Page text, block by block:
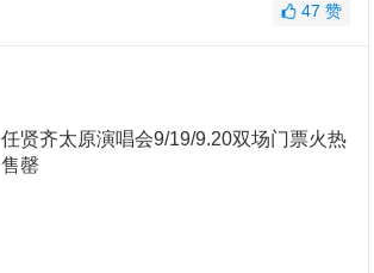
47 赞
任贤齐太原演唱会9/19/9.20双场门票火热
售罄